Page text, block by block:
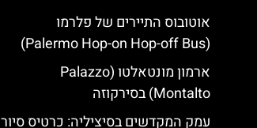
אוטובוס התיירים של פלרמו
(Palermo Hop-on Hop-off Bus)
ארמון מונטאלטו (Palazzo
Montalto) בסירקוזה
עמק המקדשים בסיציליה: כרטיס סיור